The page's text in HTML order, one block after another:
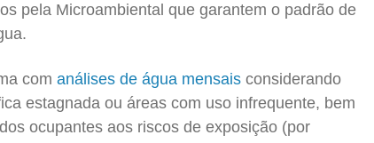
pela Microambiental que garantem o padrão de
com análises de água mensaisconsiderando
estagnada ou áreas com uso infrequente, bem
ocupantes aos riscos de exposição (por